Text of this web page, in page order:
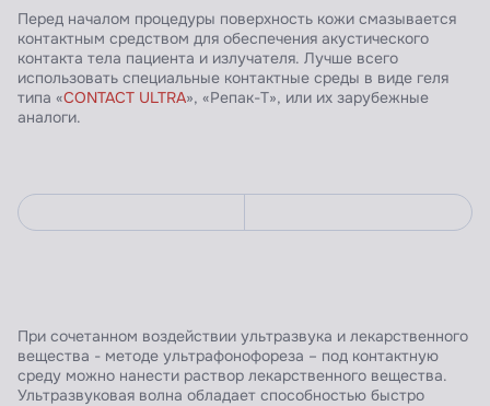
Перед началом процедуры поверхность кожи смазывается
контактным средством для обеспечения акустического
контакта тела пациента и излучателя. Лучше всего
использовать специальные контактные среды в виде геля
типа «CONTACT ULTRA», «Репак-Т», или их зарубежные
аналоги.
При сочетанном воздействии ультразвука и лекарственного
вещества - методе ультрафонофореза – под контактную
среду можно нанести раствор лекарственного вещества.
Ультразвуковая волна обладает способностью быстро